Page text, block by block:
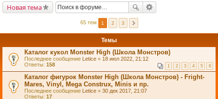
Новая тема
65 тем 1 2 3
Темы
Каталог кукол Monster High (Школа Монстров)
Последнее сообщение Letice « 18 июл 2022, 21:12
Ответы: 158 1 2 3 4 5 6
Каталог фигурок Monster High (Школа Монстров) - Fright-
Mares, Vinyl, Mega Construx, Minis и пр.
Последнее сообщение Letice « 30 дек 2017, 21:07
Ответы: 17